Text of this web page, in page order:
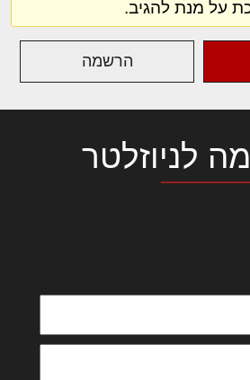
על מנת להגיב.
הרשמה
לניוזלטר